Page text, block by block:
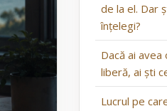
de la el. Dar
înțelegi?
Dacă ai
liberă, ai ști
Lucrul pe